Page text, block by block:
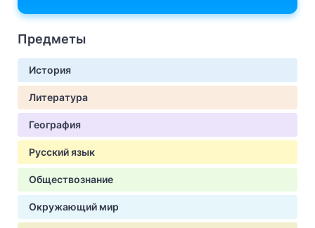
Предметы
История
Литература
География
Русский язык
Обществознание
Окружающий мир